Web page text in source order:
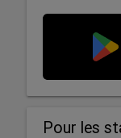
Pour les